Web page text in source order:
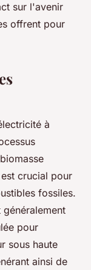
sur l'avenir
offrent pour
à
crucial pour
fossiles.
pour
sous haute
ainsi de